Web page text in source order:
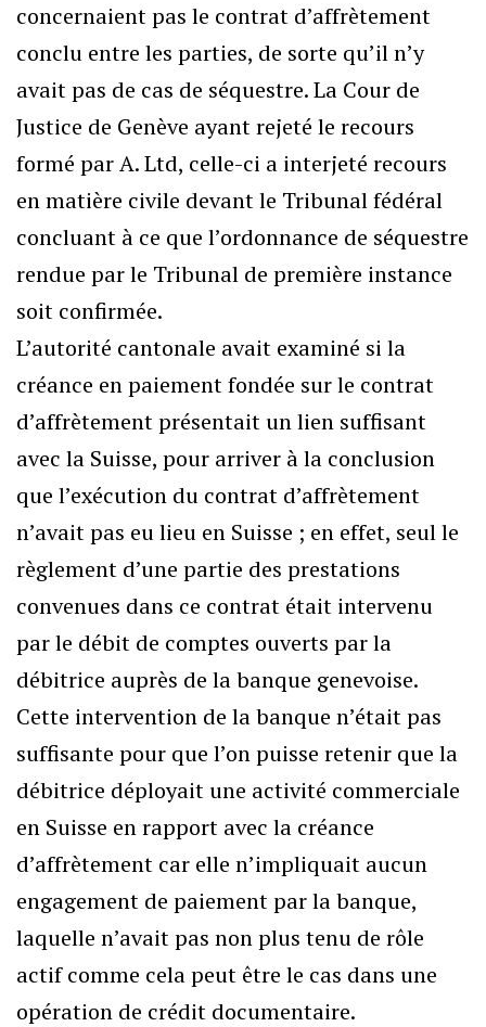
concernaient pas le contrat d’affrètement
conclu entre les parties, de sorte qu’il n’y
avait pas de cas de séquestre. La Cour de
Justice de Genève ayant rejeté le recours
formé par A. Ltd, celle-ci a interjeté recours
en matière civile devant le Tribunal fédéral
concluant à ce que l’ordonnance de séquestre
rendue par le Tribunal de première instance
soit confirmée.
L’autorité cantonale avait examiné si la
créance en paiement fondée sur le contrat
d’affrètement présentait un lien suffisant
avec la Suisse, pour arriver à la conclusion
que l’exécution du contrat d’affrètement
n’avait pas eu lieu en Suisse ; en effet, seul le
règlement d’une partie des prestations
convenues dans ce contrat était intervenu
par le débit de comptes ouverts par la
débitrice auprès de la banque genevoise.
Cette intervention de la banque n’était pas
suffisante pour que l’on puisse retenir que la
débitrice déployait une activité commerciale
en Suisse en rapport avec la créance
d’affrètement car elle n’impliquait aucun
engagement de paiement par la banque,
laquelle n’avait pas non plus tenu de rôle
actif comme cela peut être le cas dans une
opération de crédit documentaire.